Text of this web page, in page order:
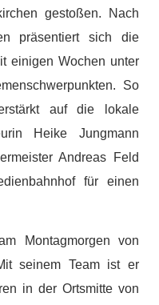
gestoßen. Nach
präsentiert sich die
einigen Wochen unter
So
auf die lokale
Heike Jungmann
Andreas Feld
für einen
Montagmorgen von
seinem Team ist er
in der Ortsmitte von